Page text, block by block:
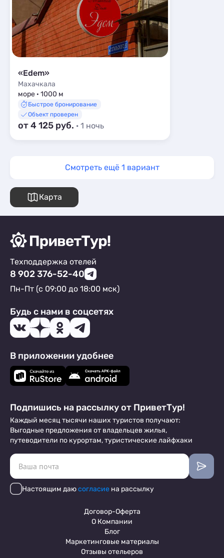
«Edem»
Махачкала
море · 1000 м
Быстрое бронирование
Объект проверен
от 4 125 руб. · 1 ночь
Смотреть ещё 1 вариант
Карта
Техподдержка отелей
8 902 376-52-40
Пн-Пт (с 09:00 до 18:00 мск)
Будь с нами в соцсетях
В приложении удобнее
Подпишись на рассылку от ПриветТур!
Каждый месяц тысячи наших туристов получают:
Выгодные предложения от владельцев жилья,
путеводители по курортам, туристические лайфхаки
Настоящим даюсогласие на рассылку
Договор-Оферта
О Компании
Блог
Маркетинговые материалы
Отзывы отельеров